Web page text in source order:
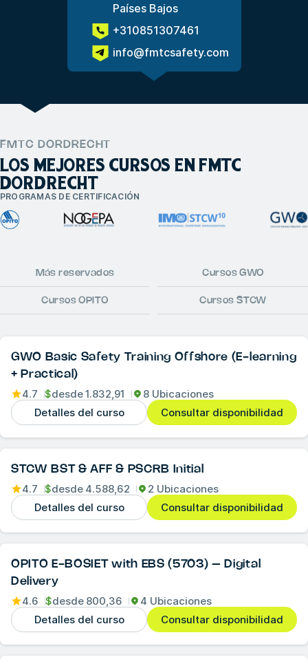
Países Bajos
+310851307461
info@fmtcsafety.com
FMTC DORDRECHT
LOS MEJORES CURSOS EN FMTC
DORDRECHT
PROGRAMAS DE CERTIFICACIÓN
Más reservados Cursos GWO
Cursos OPITO Cursos STCW
GWO Basic Safety Training Offshore (E-learning
+ Practical)
4.7 $desde1.832,91
8 Ubicaciones
Detalles del curso
Consultar disponibilidad
STCW BST & AFF & PSCRB Initial
4.7 $desde 4.588,62
2 Ubicaciones
Detalles del curso
Consultar disponibilidad
OPITO E-BOSIET with EBS (5703) – Digital
Delivery
4.6 $desde 800,36
4 Ubicaciones
Detalles del curso
Consultar disponibilidad